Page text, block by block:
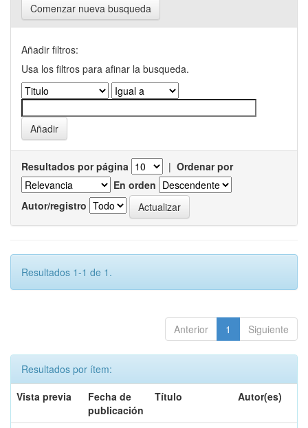
Comenzar nueva busqueda
Añadir filtros:
Usa los filtros para afinar la busqueda.
Resultados por página | Ordenar por
En orden
Autor/registro
Resultados 1-1 de 1.
Anterior 1 Siguiente
Resultados por ítem:
Vista previa
Fecha de
publicación
Título Autor(es)